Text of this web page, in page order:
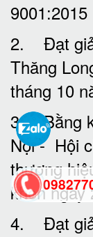
9001:2015
2. Đạt
Thăng
tháng 10
3. Bằng
Nội - Hội
thương
khen ngày
4. Đạt